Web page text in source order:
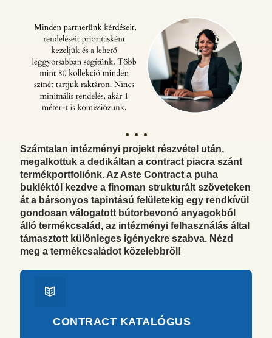
Számtalan intézményi projekt részvétel után,
megalkottuk a dedikáltan a contract piacra szánt
termékportfoliónk. Az Aste Contract a puha
bukléktól kezdve a finoman strukturált szöveteken
át a bársonyos tapintású felületekig egy rendkívül
gondosan válogatott bútorbevonó anyagokból
álló termékcsalád, az intézményi felhasználás által
támasztott különleges igényekre szabva. Nézd
meg a termékcsaládot közelebbről!
CONTRACT KATALÓGUS